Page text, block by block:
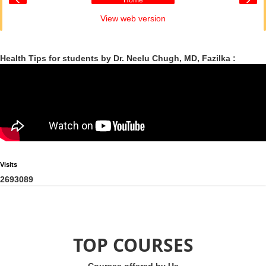
View web version
Health Tips for students by Dr. Neelu Chugh, MD, Fazilka :
Visits
2693089
TOP COURSES